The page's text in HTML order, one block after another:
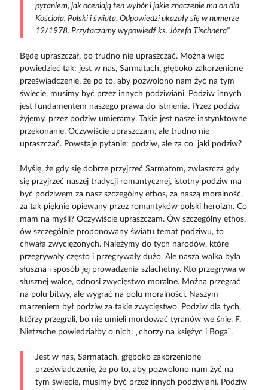
pytaniem, jak oceniają ten wybór i jakie znaczenie ma on dla
Kościoła, Polski i świata. Odpowiedzi ukazały się w numerze
12/1978. Przytaczamy wypowiedź ks. Józefa Tischnera"
Będę upraszczał, bo trudno nie upraszczać. Można więc
powiedzieć tak: jest w nas, Sarmatach, głęboko zakorzenione
przeświadczenie, że po to, aby pozwolono nam żyć na tym
świecie, musimy być przez innych podziwiani. Podziw innych
jest fundamentem naszego prawa do istnienia. Przez podziw
żyjemy, przez podziw umieramy. Takie jest nasze instynktowne
przekonanie. Oczywiście upraszczam, ale trudno nie
upraszczać. Powstaje pytanie: podziw, ale za co, jaki podziw?
Myślę, że gdy się dobrze przyjrzeć Sarmatom, zwłaszcza gdy
się przyjrzeć naszej tradycji romantycznej, istotny podziw ma
być podziwem za nasz szczególny ethos, za naszą moralność,
za tak pięknie opiewany przez romantyków polski heroizm. Co
mam na myśli? Oczywiście upraszczam. Ów szczególny ethos,
ów szczególnie proponowany światu temat podziwu, to
chwała zwyciężonych. Należymy do tych narodów, które
przegrywały często i przegrywały dużo. Ale nasza walka była
słuszna i sposób jej prowadzenia szlachetny. Kto przegrywa w
słusznej walce, odnosi zwycięstwo moralne. Można przegrać
na polu bitwy, ale wygrać na polu moralności. Naszym
marzeniem był podziw za takie zwycięstwo. Podziw dla tych,
którzy przegrali, bo nie umieli mordować tyranów we śnie. F.
Nietzsche powiedziałby o nich: „chorzy na księżyc i Boga”.
Jest w nas, Sarmatach, głęboko zakorzenione
przeświadczenie, że po to, aby pozwolono nam żyć na
tym świecie, musimy być przez innych podziwiani. Podziw